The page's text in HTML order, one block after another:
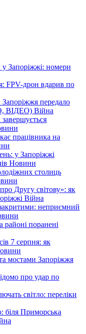
у Запоріжжі: номери
FPV-дрон вдарив по
передало
ВІДЕО) Війна
працівника на
у Запоріжжі
Новини
столиць
Другу світову»: як
Війна
неприємний
районі поранені
7 серпня: як
мостами Запоріжжя
про удар по
світло: переліки
біля Приморська